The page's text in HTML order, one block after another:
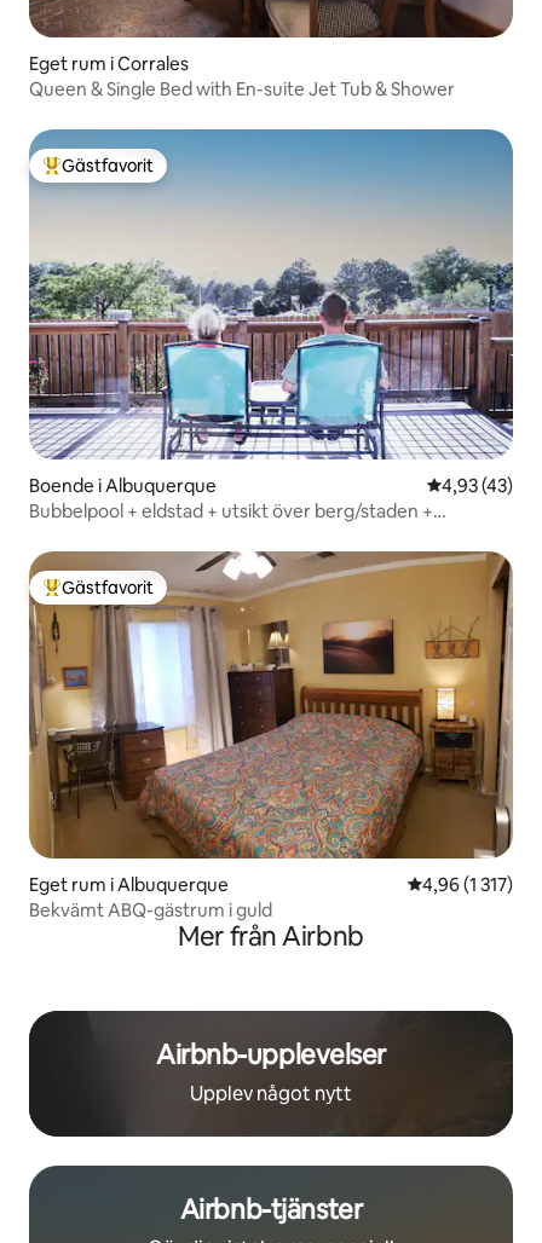
Eget rum i Corrales
Queen & Single Bed with En-suite Jet Tub & Shower
Populär gästfavorit
Gästfavorit
Boende i Albuquerque 4,93 av 5 i
4,93 (43)
Bubbelpool + eldstad + utsikt över berg/staden +
Populär gästfavorit
Gästfavorit
Eget rum i Albuquerque 4,96 av 5 i
4,96 (1 317)
Bekvämt ABQ-gästrum i guld
Mer från Airbnb
Airbnb-upplevelser
Upplev något nytt
Airbnb-tjänster